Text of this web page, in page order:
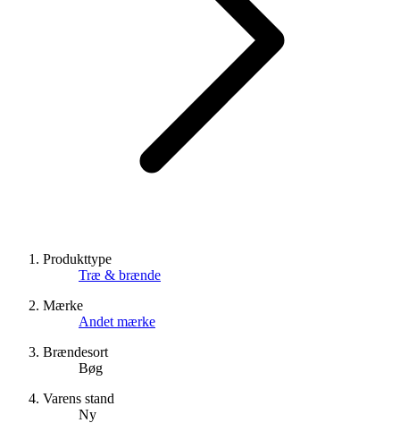
Produkttype
Træ & brænde
Mærke
Andet mærke
Brændesort
Bøg
Varens stand
Ny